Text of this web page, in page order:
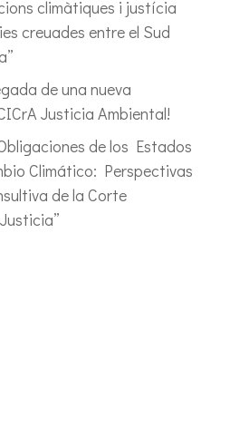
climàtiques i justícia
creuades entre el Sud
de una nueva
Justicia Ambiental!
de los Estados
Climático: Perspectivas
de la Corte